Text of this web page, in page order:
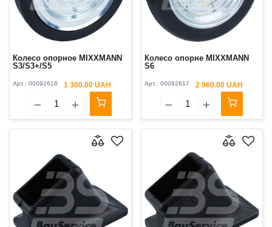
Колесо опорное MIXXMANN
S3/S3+/S5
Арт.: 00092618 1 300.00 UAH
Колесо опорне MIXXMANN
S6
Арт.: 00092617 2 960.00 UAH